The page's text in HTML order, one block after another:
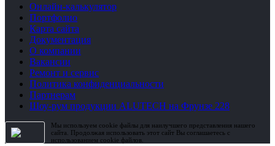
Онлайн-калькулятор
Портфолио
Карта сайта
Документация
О компании
Вакансии
Ремонт и сервис
Политика конфиденциальности
Партнерам
Шоу-рум продукции ALUTECH на Фрунзе 228
Мы используем cookie файлы для наилучшего представления нашего
сайта. Продолжая использовать этот сайт Вы соглашаетесь с
использованием cookie файлов.